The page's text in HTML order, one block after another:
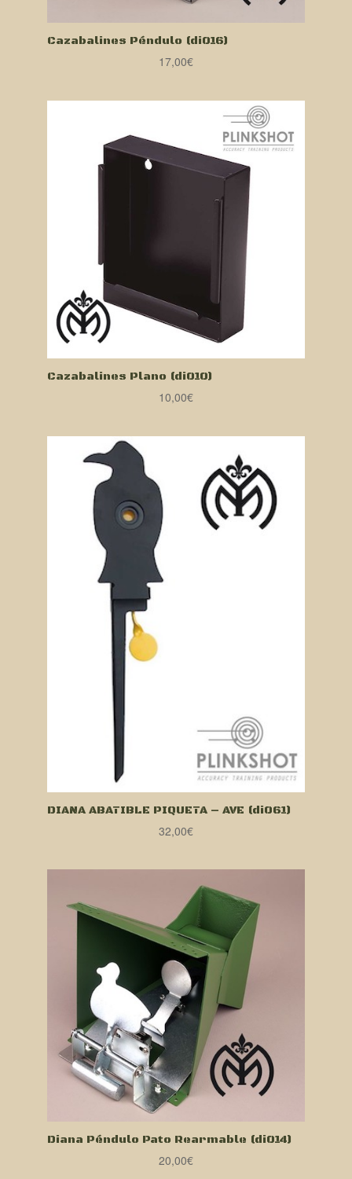
Cazabalines Péndulo (di016)
17,00€
Cazabalines Plano (di010)
10,00€
DIANA ABATIBLE PIQUETA – AVE (di061)
32,00€
Diana Péndulo Pato Rearmable (di014)
20,00€